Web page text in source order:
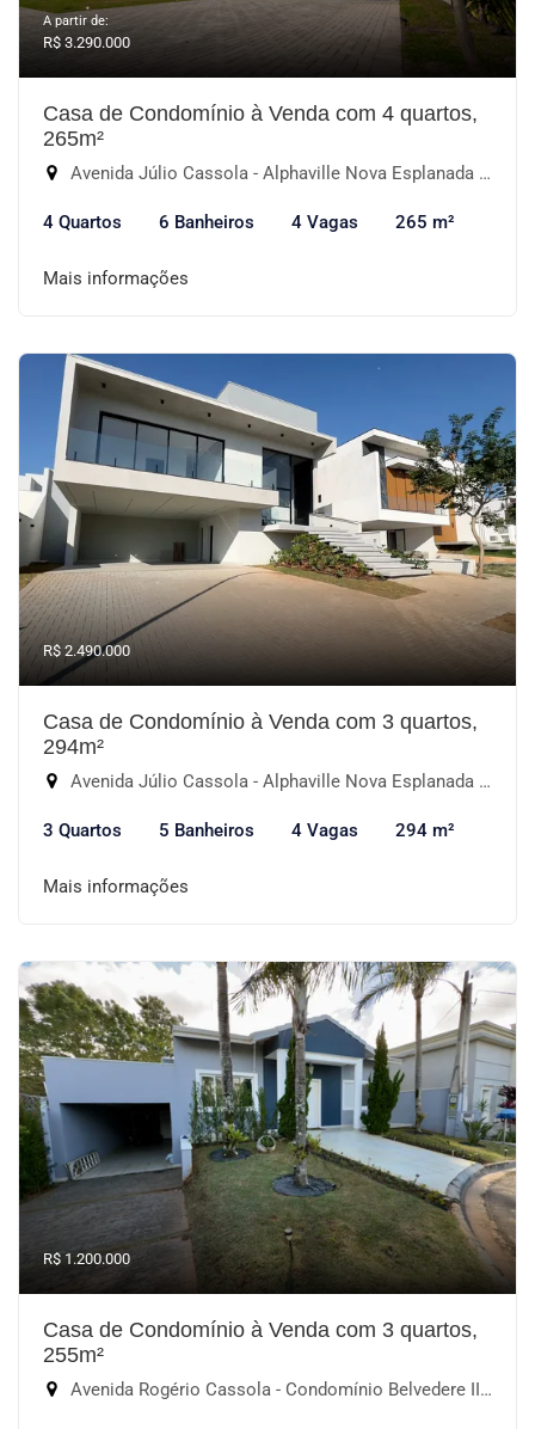
A partir de:
R$ 3.290.000
Casa de Condomínio à Venda com 4 quartos,
265m²
Avenida Júlio Cassola - Alphaville Nova Esplanada IV, Votorantim-SP
4 Quartos 6 Banheiros 4 Vagas 265 m²
Mais informações
R$ 2.490.000
Casa de Condomínio à Venda com 3 quartos,
294m²
Avenida Júlio Cassola - Alphaville Nova Esplanada IV, Votorantim-SP
3 Quartos 5 Banheiros 4 Vagas 294 m²
Mais informações
R$ 1.200.000
Casa de Condomínio à Venda com 3 quartos,
255m²
Avenida Rogério Cassola - Condomínio Belvedere II, Votorantim-SP